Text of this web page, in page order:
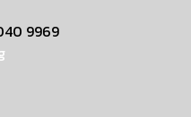
9969